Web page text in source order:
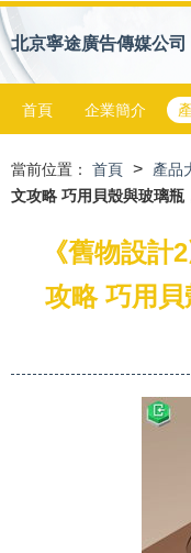
北京寧途廣告傳媒公司
首頁 企業簡介
當前位置： 首頁 > 產品
文攻略 巧用貝殼與玻璃瓶
《舊物設計
攻略 巧用